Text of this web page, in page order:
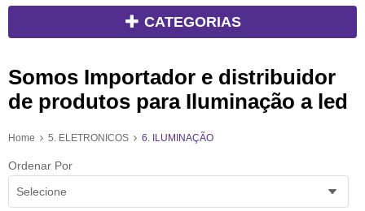
CATEGORIAS
Somos Importador e distribuidor
de produtos para Iluminação a led
Home 5. ELETRONICOS 6. ILUMINAÇÃO
Ordenar Por
Selecione